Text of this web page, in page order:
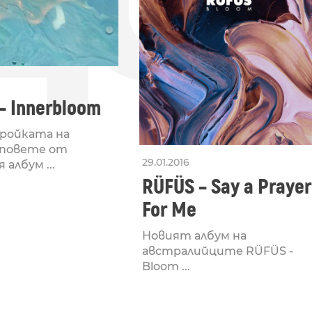
Innerbloom
на
от
албум ...
29.01.2016
RÜFÜS – Say a Prayer
For Me
Новият албум на
австралийците RÜFÜS -
Bloom ...